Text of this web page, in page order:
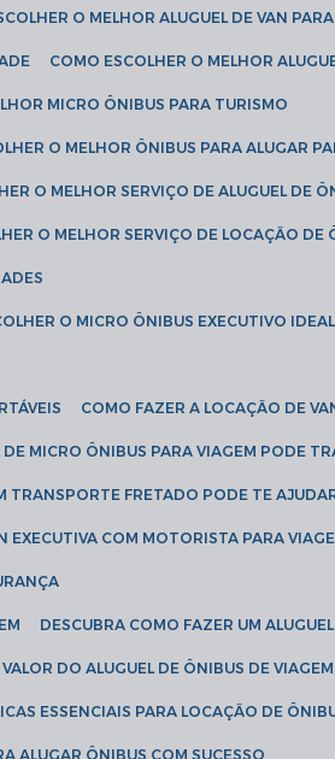
O MELHOR ALUGUEL DE VAN
COMO ESCOLHER O MELHOR
MICRO ÔNIBUS PARA TURISMO
O MELHOR ÔNIBUS PARA ALUGAR
O MELHOR SERVIÇO DE ALUGUEL DE
O MELHOR SERVIÇO DE LOCAÇÃO
O MICRO ÔNIBUS EXECUTIVO
COMO FAZER A LOCAÇÃO DE
DE MICRO ÔNIBUS PARA VIAGEM PODE
TRANSPORTE FRETADO PODE TE
EXECUTIVA COM MOTORISTA PARA
DESCUBRA COMO FAZER UM
VALOR DO ALUGUEL DE ÔNIBUS DE
DICAS ESSENCIAIS PARA LOCAÇÃO DE
ALUGAR ÔNIBUS COM SUCESSO